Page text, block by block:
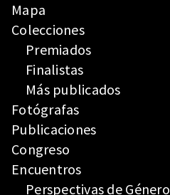
Mapa
Colecciones
Premiados
Finalistas
Más publicados
Fotógrafas
Publicaciones
Congreso
Encuentros
Perspectivas de Género